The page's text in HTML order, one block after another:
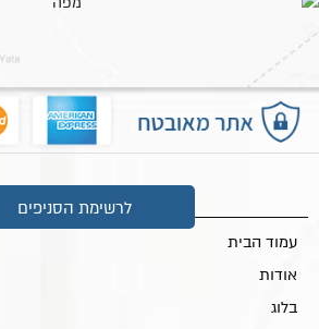
לרשימת הסניפים
מפת אתר
עמוד הבית
אודות
בלוג